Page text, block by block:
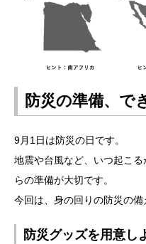
防災の準備、で
9月1日は防災の日です。
地震や台風など、いつ起こ
らの準備が大切です。
今回は、身の回りの防災の備
防災グッズを用意し